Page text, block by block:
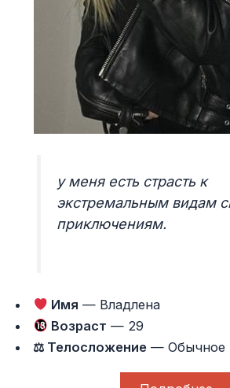
у меня есть страсть к
экстремальным видам
приключениям.
Имя — Владлена
Возраст — 29
⚖ Телосложение — Обычное